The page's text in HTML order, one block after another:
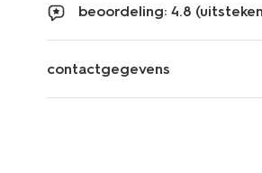
beoordeling: 4.8
contactgegevens